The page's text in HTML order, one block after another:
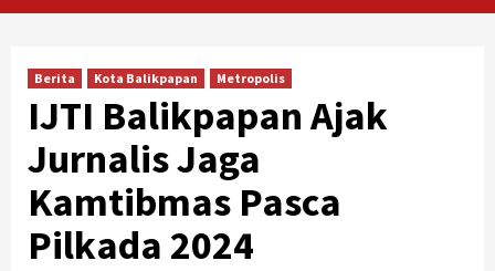
Berita Kota Balikpapan Metropolis
IJTI Balikpapan Ajak
Jurnalis Jaga
Kamtibmas Pasca
Pilkada 2024